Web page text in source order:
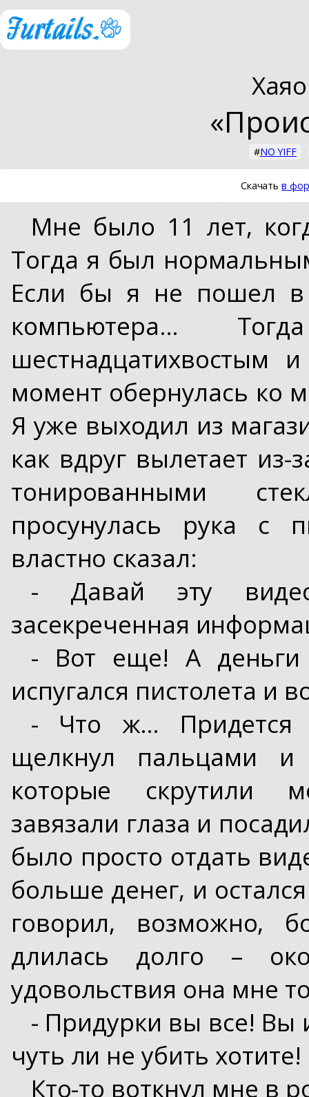
#NO YIFF
Скачатьв
Мне было 11 лет,
Тогда я был
Если бы я не пошел в
компьютера…
шестнадцатихвостым
момент обернулась ко
Я уже выходил из
как вдруг вылетает
тонированными
просунулась рука с
властно сказал:
- Давай эту
засекреченная
- Вот еще! А деньги
испугался пистолета и
- Что ж… Придется
щелкнул пальцами
которые скрутили
завязали глаза и
было просто отдать
больше денег, и
говорил, возможно,
длилась долго –
удовольствия она мне
- Придурки вы все! Вы
чуть ли не убить
Кто-то воткнул мне в